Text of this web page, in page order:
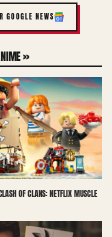
GOOGLE NEWS
»
OF CLANS: NETFLIX MUSCLE